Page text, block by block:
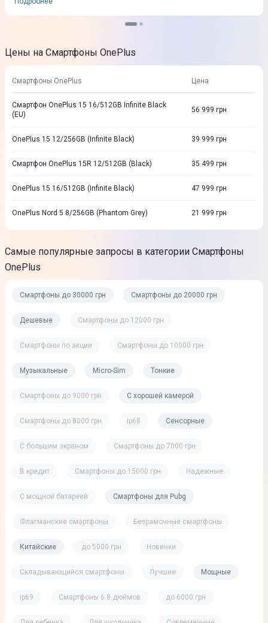
Цены на Смартфоны OnePlus
Смартфоны OnePlus Цена
Смартфон OnePlus 15 16/512GB Infinite Black
(EU)
56 999 грн
OnePlus 15 12/256GB (Infinite Black) 39 999 грн
Смартфон OnePlus 15R 12/512GB (Black) 35 499 грн
OnePlus 15 16/512GB (Infinite Black) 47 999 грн
OnePlus Nord 5 8/256GB (Phantom Grey) 21 999 грн
Самые популярные запросы в категории Смартфоны
OnePlus
Смартфоны до 30000 грн Смартфоны до 20000 грн
Дешевые Смартфоны до 12000 грн
Смартфоны по акции Смартфоны до 10000 грн
Музыкальные Micro-Sim Тонкие
Смартфоны до 9000 грн С хорошей камерой
Смартфоны до 8000 грн ip68 Сенсорные
С большим экраном Смартфоны до 7000 грн
В кредит Смартфоны до 15000 грн Надежные
С мощной батареей Смартфоны для Pubg
Флагманские смартфоны Безрамочные смартфоны
Китайские до 5000 грн Новинки
Складывающийся смартфоны Лучшие Мощные
ip69 Смартфоны 6.8 дюймов до 6000 грн